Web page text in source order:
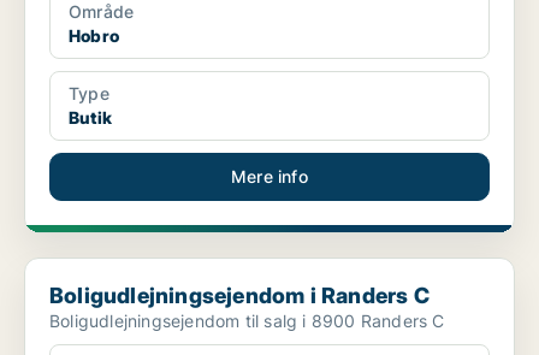
Område
Hobro
Type
Butik
Mere info
Boligudlejningsejendom i Randers C
Boligudlejningsejendom i Randers C
Boligudlejningsejendom til salg i 8900 Randers C